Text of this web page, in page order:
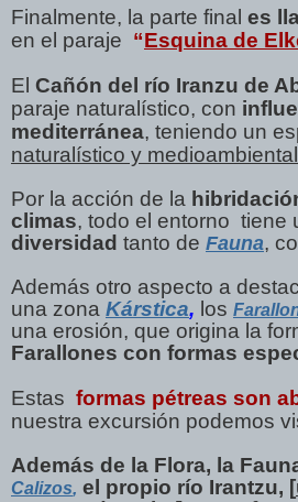
Finalmente, la parte final es
en el paraje “Esquina de
El Cañón del río Iranzu de
paraje naturalístico, con
mediterránea, teniendo un
naturalístico y medioambiental
Por la acción de la
climas, todo el entorno tiene
diversidad tanto de Fauna,
Además otro aspecto a
una zona Kárstica, los
una erosión, que origina la
Farallones con formas
Estas formas pétreas son
nuestra excursión podemos
Además de la Flora, la
Calizos, el propio río Irantzu, [